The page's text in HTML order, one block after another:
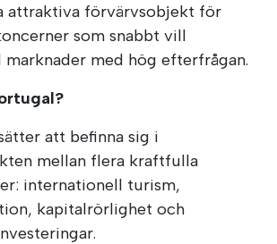
attraktiva förvärvsobjekt för
som snabbt vill
med hög efterfrågan.
att befinna sig i
mellan flera kraftfulla
internationell turism,
kapitalrörlighet och